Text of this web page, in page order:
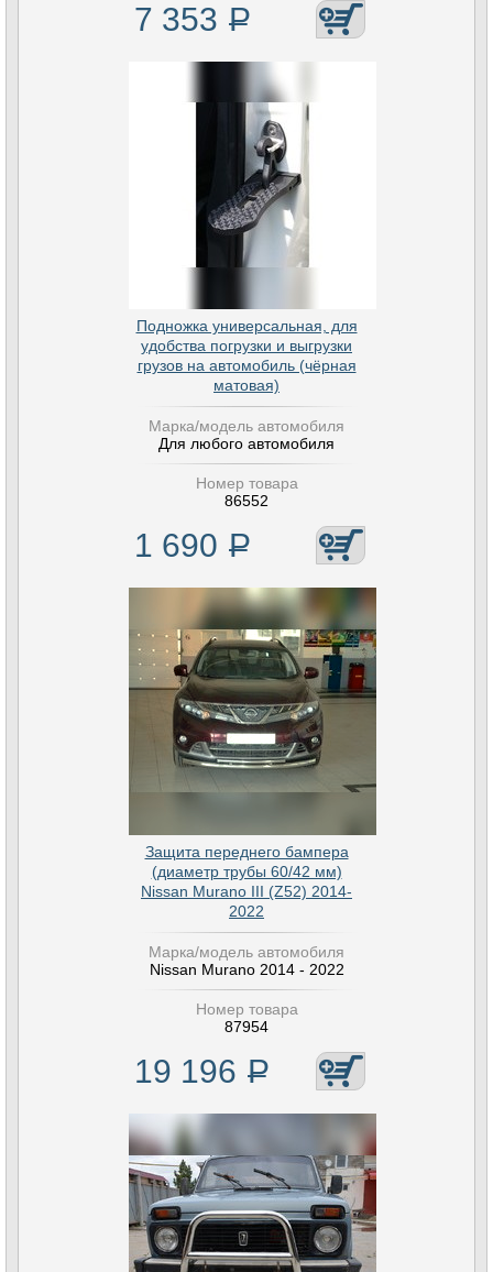
7 353 Р
Подножка универсальная, для
удобства погрузки и выгрузки
грузов на автомобиль (чёрная
матовая)
Марка/модель автомобиля
Для любого автомобиля
Номер товара
86552
1 690 Р
Защита переднего бампера
(диаметр трубы 60/42 мм)
Nissan Murano III (Z52) 2014-
2022
Марка/модель автомобиля
Nissan Murano 2014 - 2022
Номер товара
87954
19 196 Р